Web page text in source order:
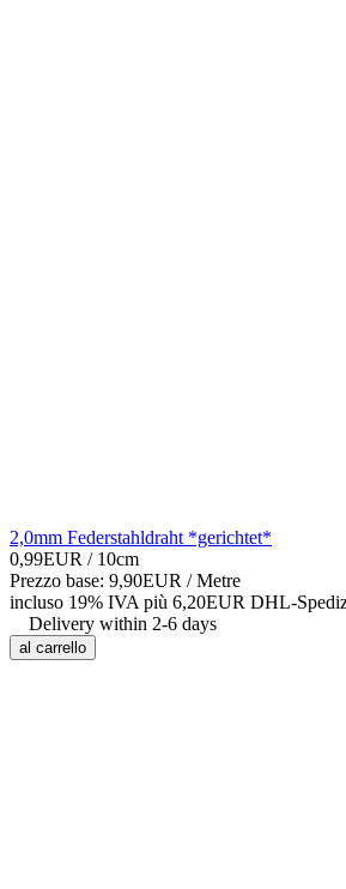
2,0mm Federstahldraht *gerichtet*
0,99EUR / 10cm
Prezzo base: 9,90EUR /Metre
incluso 19% IVA più 6,20EUR DHL-
Delivery within 2-6 days
al carrello